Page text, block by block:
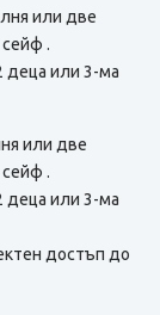
или две
.
деца или 3-ма
или две
.
деца или 3-ма
достъп до